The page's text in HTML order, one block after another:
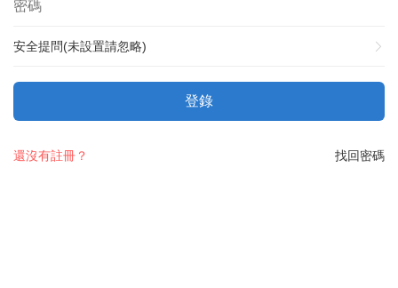
安全提問(未設置請忽略)
登錄
找回密碼
還沒有註冊？